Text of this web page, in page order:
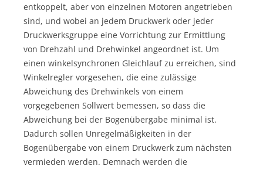
entkoppelt, aber von einzelnen Motoren angetrieben
sind, und wobei an jedem Druckwerk oder jeder
Druckwerksgruppe eine Vorrichtung zur Ermittlung
von Drehzahl und Drehwinkel angeordnet ist. Um
einen winkelsynchronen Gleichlauf zu erreichen, sind
Winkelregler vorgesehen, die eine zulässige
Abweichung des Drehwinkels von einem
vorgegebenen Sollwert bemessen, so dass die
Abweichung bei der Bogenübergabe minimal ist.
Dadurch sollen Unregelmäßigkeiten in der
Bogenübergabe von einem Druckwerk zum nächsten
vermieden werden. Demnach werden die